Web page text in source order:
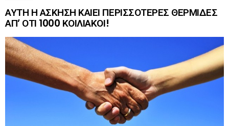
ΑΥΤΗ Η ΑΣΚΗΣΗ ΚΑΙΕΙ ΠΕΡΙΣΣΟΤΕΡΕΣ ΘΕΡΜΙΔΕΣ
ΑΠ’ ΟΤΙ 1000 ΚΟΙΛΙΑΚΟΙ!